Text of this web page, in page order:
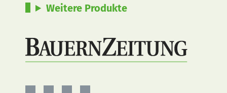
Weitere Produkte